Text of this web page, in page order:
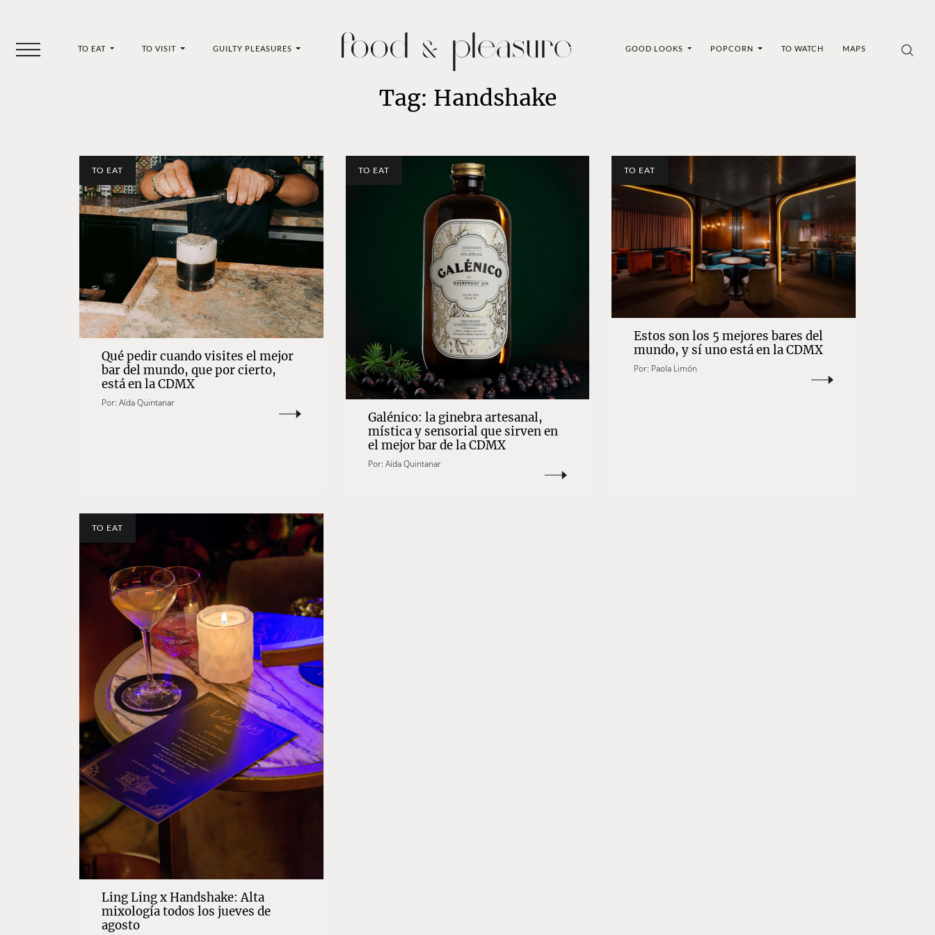
TO EAT TO VISIT GUILTY PLEASURES GOOD LOOKS POPCORN TO WATCH MAPS
Tag: Handshake
TO EAT
Qué pedir cuando visites el mejor
bar del mundo, que por cierto,
está en la CDMX
Por: Aída Quintanar
TO EAT
Galénico: la ginebra artesanal,
mística y sensorial que sirven en
el mejor bar de la CDMX
Por: Aída Quintanar
TO EAT
Estos son los 5 mejores bares del
mundo, y sí uno está en la CDMX
Por: Paola Limón
TO EAT
Ling Ling x Handshake: Alta
mixología todos los jueves de
agosto